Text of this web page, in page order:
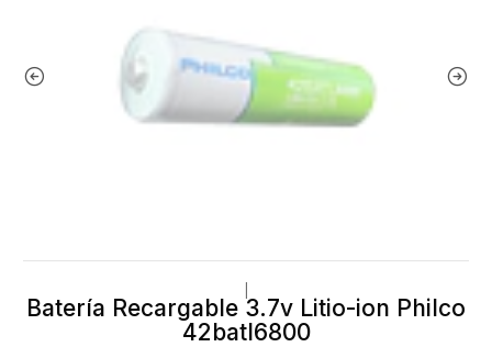
Batería Recargable 3.7v Litio-ion Philco
42batl6800